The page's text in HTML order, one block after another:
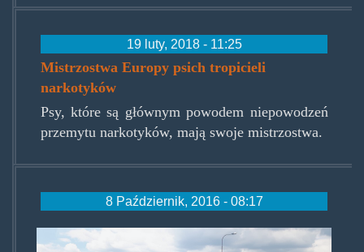
19 luty, 2018 - 11:25
Mistrzostwa Europy psich tropicieli
narkotyków
Psy, które są głównym powodem niepowodzeń
przemytu narkotyków, mają swoje mistrzostwa.
8 Październik, 2016 - 08:17